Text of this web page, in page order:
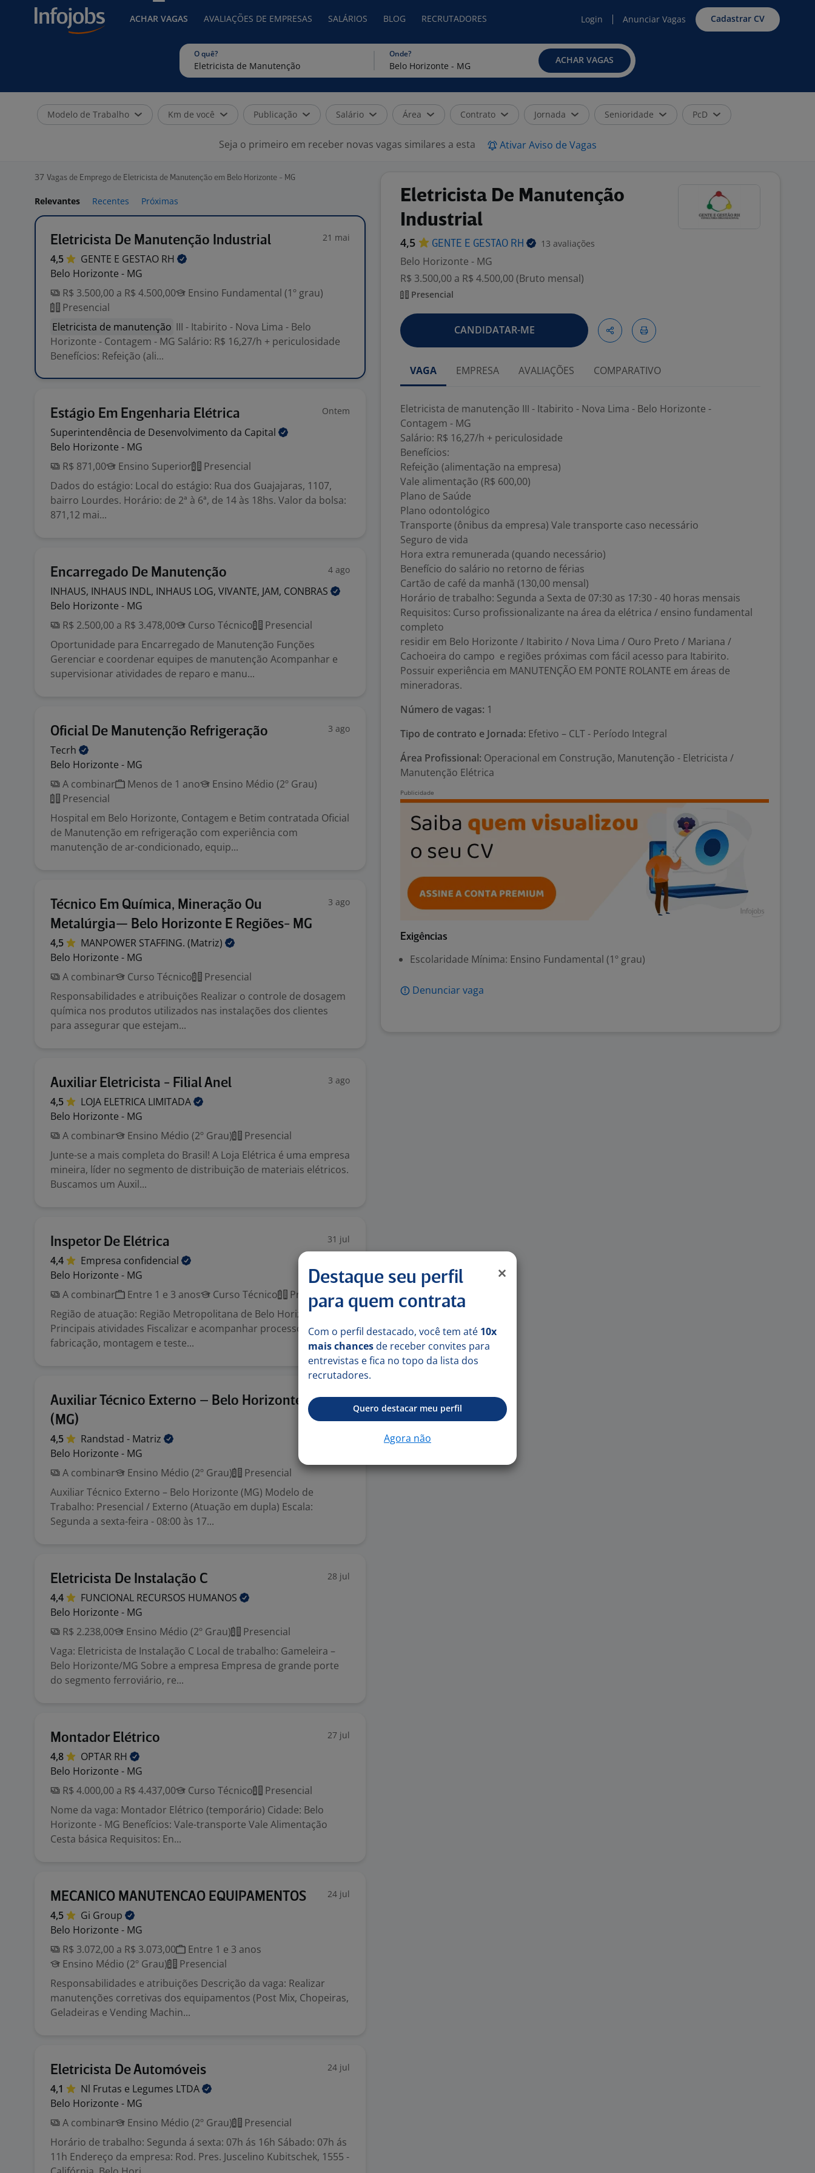
ACHAR VAGAS AVALIAÇÕES DE EMPRESAS SALÁRIOS BLOG RECRUTADORES Login Anunciar Vagas Cadastrar CV
O quê? Onde?
ACHAR VAGAS
Modelo de Trabalho Km de você Publicação Salário Área Contrato Jornada Senioridade PcD
Seja o primeiro em receber novas vagas similares a esta Ativar Aviso de Vagas
37 Vagas de Emprego de Eletricista de Manutenção em Belo Horizonte - MG
Relevantes Recentes Próximas
Eletricista De Manutenção Industrial 21 mai
4,5 GENTE E GESTAO RH
Belo Horizonte - MG
R$ 3.500,00 a R$ 4.500,00
Ensino Fundamental (1º grau)
Presencial
Eletricista de manutenção III - Itabirito - Nova Lima - Belo
Horizonte - Contagem - MG Salário: R$ 16,27/h + periculosidade
Benefícios: Refeição (ali...
Estágio Em Engenharia Elétrica Ontem
Superintendência de Desenvolvimento da Capital
Belo Horizonte - MG
R$ 871,00
Ensino Superior
Presencial
Dados do estágio: Local do estágio: Rua dos Guajajaras, 1107,
bairro Lourdes. Horário: de 2ª à 6ª, de 14 às 18hs. Valor da bolsa:
871,12 mai...
Encarregado De Manutenção 4 ago
INHAUS, INHAUS INDL, INHAUS LOG, VIVANTE, JAM, CONBRAS
Belo Horizonte - MG
R$ 2.500,00 a R$ 3.478,00
Curso Técnico
Presencial
Oportunidade para Encarregado de Manutenção Funções
Gerenciar e coordenar equipes de manutenção Acompanhar e
supervisionar atividades de reparo e manu...
Oficial De Manutenção Refrigeração 3 ago
Tecrh
Belo Horizonte - MG
A combinar
Menos de 1 ano
Ensino Médio (2º Grau)
Presencial
Hospital em Belo Horizonte, Contagem e Betim contratada Oficial
de Manutenção em refrigeração com experiência com
manutenção de ar-condicionado, equip...
Técnico Em Química, Mineração Ou
Metalúrgia— Belo Horizonte E Regiões- MG
3 ago
4,5 MANPOWER STAFFING. (Matriz)
Belo Horizonte - MG
A combinar
Curso Técnico
Presencial
Responsabilidades e atribuições Realizar o controle de dosagem
química nos produtos utilizados nas instalações dos clientes
para assegurar que estejam...
Auxiliar Eletricista - Filial Anel 3 ago
4,5 LOJA ELETRICA LIMITADA
Belo Horizonte - MG
A combinar
Ensino Médio (2º Grau)
Presencial
Junte-se a mais completa do Brasil! A Loja Elétrica é uma empresa
mineira, líder no segmento de distribuição de materiais elétricos.
Buscamos um Auxil...
Inspetor De Elétrica 31 jul
4,4 Empresa confidencial
Belo Horizonte - MG
A combinar
Entre 1 e 3 anos Curso Técnico
Presencial
Região de atuação: Região Metropolitana de Belo Horizonte (MG)
Principais atividades Fiscalizar e acompanhar processos de
fabricação, montagem e teste...
Auxiliar Técnico Externo – Belo Horizonte
(MG)
30 jul
4,5 Randstad - Matriz
Belo Horizonte - MG
A combinar
Ensino Médio (2º Grau)
Presencial
Auxiliar Técnico Externo – Belo Horizonte (MG) Modelo de
Trabalho: Presencial / Externo (Atuação em dupla) Escala:
Segunda a sexta-feira - 08:00 às 17...
Eletricista De Instalação C 28 jul
4,4 FUNCIONAL RECURSOS HUMANOS
Belo Horizonte - MG
R$ 2.238,00
Ensino Médio (2º Grau)
Presencial
Vaga: Eletricista de Instalação C Local de trabalho: Gameleira –
Belo Horizonte/MG Sobre a empresa Empresa de grande porte
do segmento ferroviário, re...
Montador Elétrico 27 jul
4,8 OPTAR RH
Belo Horizonte - MG
R$ 4.000,00 a R$ 4.437,00
Curso Técnico
Presencial
Nome da vaga: Montador Elétrico (temporário) Cidade: Belo
Horizonte - MG Benefícios: Vale-transporte Vale Alimentação
Cesta básica Requisitos: En...
MECANICO MANUTENCAO EQUIPAMENTOS 24 jul
4,5 Gi Group
Belo Horizonte - MG
R$ 3.072,00 a R$ 3.073,00
Entre 1 e 3 anos
Ensino Médio (2º Grau)
Presencial
Responsabilidades e atribuições Descrição da vaga: Realizar
manutenções corretivas dos equipamentos (Post Mix, Chopeiras,
Geladeiras e Vending Machin...
Eletricista De Automóveis 24 jul
4,1 Nl Frutas e Legumes LTDA
Belo Horizonte - MG
A combinar
Ensino Médio (2º Grau)
Presencial
Horário de trabalho: Segunda á sexta: 07h ás 16h Sábado: 07h ás
11h Endereço da empresa: Rod. Pres. Juscelino Kubitschek, 1555 -
Eletricista De Manutenção
Industrial
4,5 GENTE E GESTAO RH 13 avaliações
Belo Horizonte - MG
R$ 3.500,00 a R$ 4.500,00 (Bruto mensal)
Presencial
CANDIDATAR-ME
VAGA EMPRESA AVALIAÇÕES COMPARATIVO
Eletricista de manutenção III - Itabirito - Nova Lima - Belo Horizonte -
Contagem - MG
Salário: R$ 16,27/h + periculosidade
Benefícios:
Refeição (alimentação na empresa)
Vale alimentação (R$ 600,00)
Plano de Saúde
Plano odontológico
Transporte (ônibus da empresa) Vale transporte caso necessário
Seguro de vida
Hora extra remunerada (quando necessário)
Benefício do salário no retorno de férias
Cartão de café da manhã (130,00 mensal)
Horário de trabalho: Segunda a Sexta de 07:30 as 17:30 - 40 horas mensais
Requisitos: Curso profissionalizante na área da elétrica / ensino fundamental
completo
residir em Belo Horizonte / Itabirito / Nova Lima / Ouro Preto / Mariana /
Cachoeira do campo e regiões próximas com fácil acesso para Itabirito.
Possuir experiência em MANUTENÇÃO EM PONTE ROLANTE em áreas de
mineradoras.
Número de vagas: 1
Tipo de contrato e Jornada: Efetivo – CLT - Período Integral
Área Profissional: Operacional em Construção, Manutenção - Eletricista /
Manutenção Elétrica
Exigências
Escolaridade Mínima: Ensino Fundamental (1º grau)
Denunciar vaga
Destaque seu perfil
para quem contrata
Com o perfil destacado, você tem até 10x
mais chances de receber convites para
entrevistas e fica no topo da lista dos
recrutadores.
Quero destacar meu perfil
Agora não